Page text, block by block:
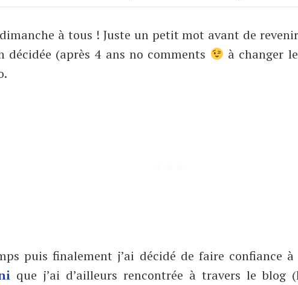
à tous ! Juste un petit mot avant de
décidée (après 4 ans no comments
à changer
puis finalement j’ai décidé de faire confiance
que j’ai d’ailleurs rencontrée à travers le blog